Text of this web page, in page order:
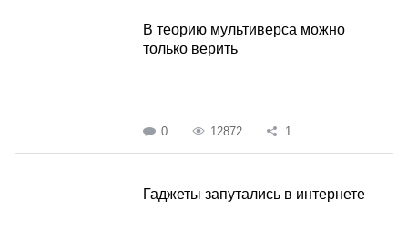
В теорию мультиверса можно
только верить
0 12872 1
Гаджеты запутались в интернете